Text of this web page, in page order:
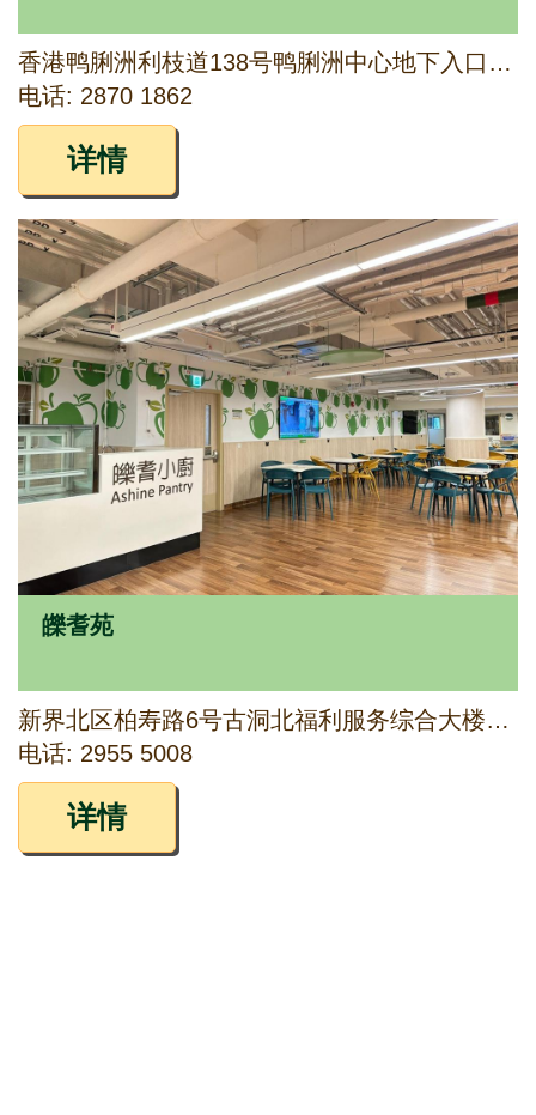
香港鸭脷洲利枝道138号鸭脷洲中心地下入口大堂、1字楼及2字楼
电话: 2870 1862
详情
皪耆苑
新界北区柏寿路6号古洞北福利服务综合大楼6楼(部分)
电话: 2955 5008
详情